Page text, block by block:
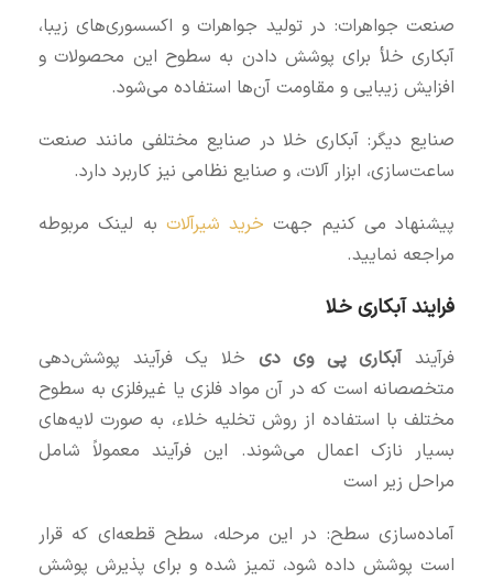
صنعت جواهرات: در تولید جواهرات و اکسسوری‌های زیبا،
آبکاری خلأ برای پوشش دادن به سطوح این محصولات و
افزایش زیبایی و مقاومت آن‌ها استفاده می‌شود.
صنایع دیگر: آبکاری خلا در صنایع مختلفی مانند صنعت
ساعت‌سازی، ابزار آلات، و صنایع نظامی نیز کاربرد دارد.
پیشنهاد می کنیم جهت خرید شیرآلات به لینک مربوطه
مراجعه نمایید.
فرایند آبکاری خلا
فرآیندآبکاری پی وی دی خلا یک فرآیند پوشش‌دهی
متخصصانه است که در آن مواد فلزی یا غیرفلزی به سطوح
مختلف با استفاده از روش تخلیه خلاء، به صورت لایه‌های
بسیار نازک اعمال می‌شوند. این فرآیند معمولاً شامل
مراحل زیر است
آماده‌سازی سطح: در این مرحله، سطح قطعه‌ای که قرار
است پوشش داده شود، تمیز شده و برای پذیرش پوشش